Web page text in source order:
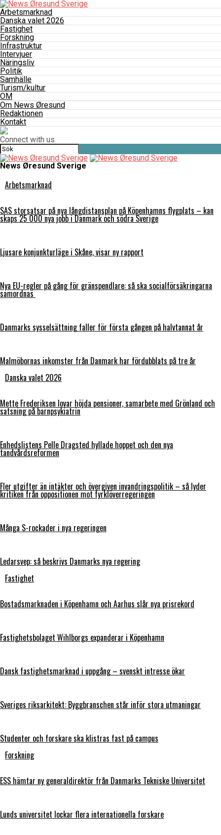
Arbetsmarknad
Danska valet 2026
Fastighet
Forskning
Infrastruktur
Intervjuer
Näringsliv
Politik
Samhälle
Turism/kultur
OM
Om News Øresund
Redaktionen
Kontakt
Connect with us
News Øresund Sverige
Arbetsmarknad
SAS storsatsar på nya långdistansplan på Köpenhamns flygplats – kan
skaps 25 000 nya jobb i Danmark och södra Sverige
Ljusare konjunkturläge i Skåne, visar ny rapport
Nya EU-regler på gång för gränspendlare: så ska socialförsäkringarna
samordnas
Danmarks sysselsättning faller för första gången på halvtannat år
Malmöbornas inkomster från Danmark har fördubblats på tre år
Danska valet 2026
Mette Frederiksen lovar höjda pensioner, samarbete med Grönland och
satsning på barnpsykiatrin
Enhedslistens Pelle Dragsted hyllade hoppet och den nya
tandvårdsreformen
Fler utgifter än intäkter och övergiven invandringspolitik – så lyder
kritiken från oppositionen mot fyrklöverregeringen
Många S-rockader i nya regeringen
Ledarsvep: så beskrivs Danmarks nya regering
Fastighet
Bostadsmarknaden i Köpenhamn och Aarhus slår nya prisrekord
Fastighetsbolaget Wihlborgs expanderar i Köpenhamn
Dansk fastighetsmarknad i uppgång – svenskt intresse ökar
Sveriges riksarkitekt: Byggbranschen står inför stora utmaningar
Studenter och forskare ska klistras fast på campus
Forskning
ESS hämtar ny generaldirektör från Danmarks Tekniske Universitet
Lunds universitet lockar flera internationella forskare